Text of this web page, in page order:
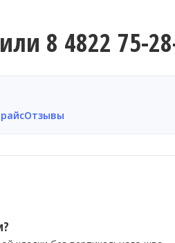
8 4822 75-
Отзывы